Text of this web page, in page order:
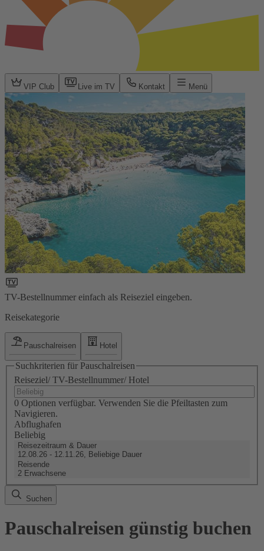
VIP Club Live im TV Kontakt Menü
TV-Bestellnummer einfach als Reiseziel eingeben.
Reisekategorie
Pauschalreisen Hotel
Suchkriterien für Pauschalreisen
Reiseziel/ TV-Bestellnummer/ Hotel
0 Optionen verfügbar. Verwenden Sie die Pfeiltasten zum
Navigieren.
Abflughafen
Beliebig
Reisezeitraum & Dauer
12.08.26 - 12.11.26, Beliebige Dauer
Reisende
2 Erwachsene
Suchen
Pauschalreisen günstig buchen